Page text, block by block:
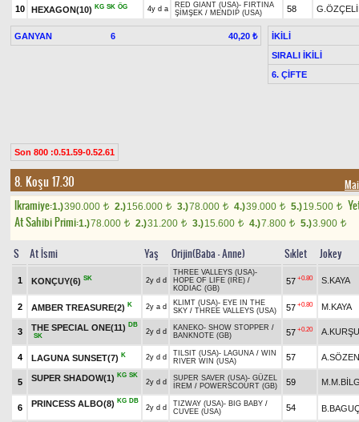
10 HEXAGON(10) KG SK ÖG 4y d a RED GIANT (USA)- FIRTINA
ŞİMŞEK / MENDIP (USA) 58
GANYAN 6 40,20 ₺
İKİLİ
SIRALI İKİLİ
6. ÇİFTE
Son 800 :0.51.59-0.52.61
8. Koşu 17.30
Ikramiye:1.)390.000 t 2.)156.000 t 3.)78.000 t 4.)39.000 t 5.)19.500 t
At Sahibi Primi:1.)78.000 t 2.)31.200 t 3.)15.600 t 4.)7.800 t 5.)3.900 t
S At İsmi Yaş Orijin(Baba - Anne) Sıklet Jokey
1 KONÇUY(6) SK 2y d d
THREE VALLEYS (USA)-
HOPE OF LIFE (IRE) /
KODIAC (GB)
57 +0.80 S.KAYA
2 AMBER TREASURE(2) K 2y a d KLIMT (USA)- EYE IN THE
SKY / THREE VALLEYS (USA) 57 +0.80 M.KAYA
3 THE SPECIAL ONE(11) DB
SK
2y d d KANEKO- SHOW STOPPER /
BANKNOTE (GB)
57 +0.20
4 LAGUNA SUNSET(7) K 2y d d TILSIT (USA)- LAGUNA / WIN
RIVER WIN (USA)
57 A.SÖZEN
5 SUPER SHADOW(1) KG SK
2y d d SUPER SAVER (USA)- GÜZEL
İREM / POWERSCOURT (GB) 59
6 PRINCESS ALBO(8) KG DB
2y d d TIZWAY (USA)- BIG BABY /
CUVEE (USA)
54